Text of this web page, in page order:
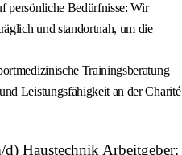
persönliche Bedürfnisse: Wir
und standortnah, um die
Trainingsberatung
Leistungsfähigkeit an der Charité
Haustechnik Arbeitgeber: